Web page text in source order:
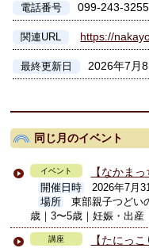
電話番号 099-243-3255
関連URL https://
最終更新日 2026年7月8
同じ月のイベント
イベント 【なかま
開催日時
2026年7月
場所
東部親子つどい
歳｜3〜5歳｜妊娠・出産
講座 【たにっ